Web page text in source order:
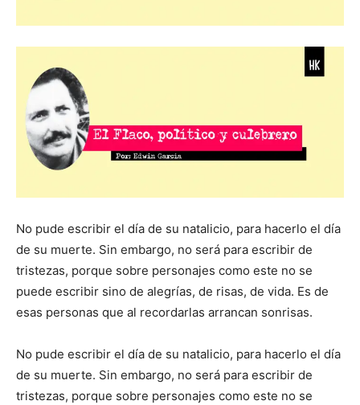
No pude escribir el día de su natalicio, para hacerlo el día
de su muerte. Sin embargo, no será para escribir de
tristezas, porque sobre personajes como este no se
puede escribir sino de alegrías, de risas, de vida. Es de
esas personas que al recordarlas arrancan sonrisas.
No pude escribir el día de su natalicio, para hacerlo el día
de su muerte. Sin embargo, no será para escribir de
tristezas, porque sobre personajes como este no se